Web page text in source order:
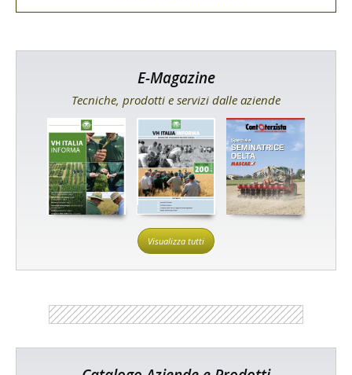
E-Magazine
Tecniche, prodotti e servizi dalle aziende
Visualizza tutti